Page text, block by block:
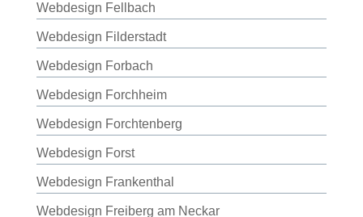
Webdesign Fellbach
Webdesign Filderstadt
Webdesign Forbach
Webdesign Forchheim
Webdesign Forchtenberg
Webdesign Forst
Webdesign Frankenthal
Webdesign Freiberg am Neckar